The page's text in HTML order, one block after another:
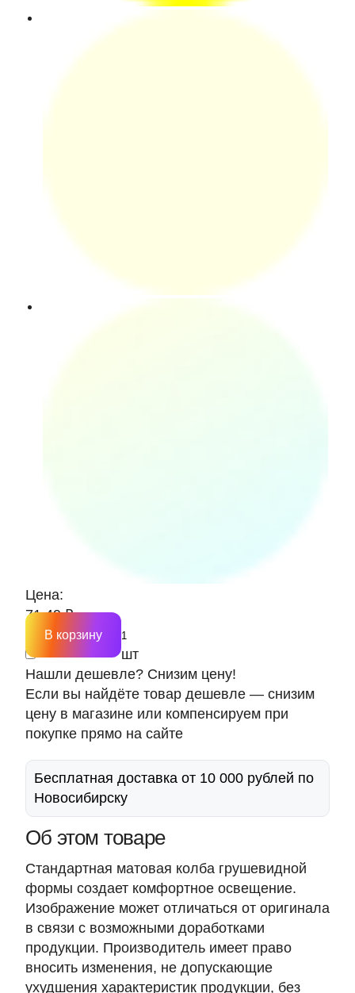
Цена:
71.49 ₽
шт
В корзину
Нашли дешевле? Снизим цену!
Если вы найдёте товар дешевле — снизим
цену в магазине или компенсируем при
покупке прямо на сайте
Бесплатная доставка от 10 000 рублей по
Новосибирску
Об этом товаре
Стандартная матовая колба грушевидной
формы создает комфортное освещение.
Изображение может отличаться от оригинала
в связи с возможными доработками
продукции. Производитель имеет право
вносить изменения, не допускающие
ухудшения характеристик продукции, без